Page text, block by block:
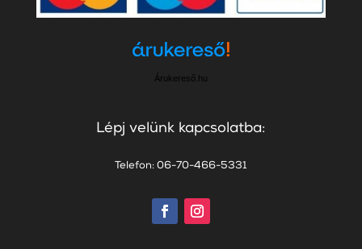
Árukereső.hu
Lépj velünk kapcsolatba:
Telefon: 06-70-466-5331